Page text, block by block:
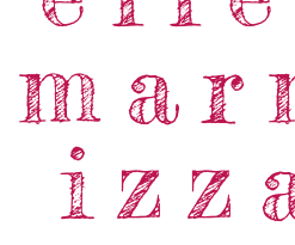
Contatti